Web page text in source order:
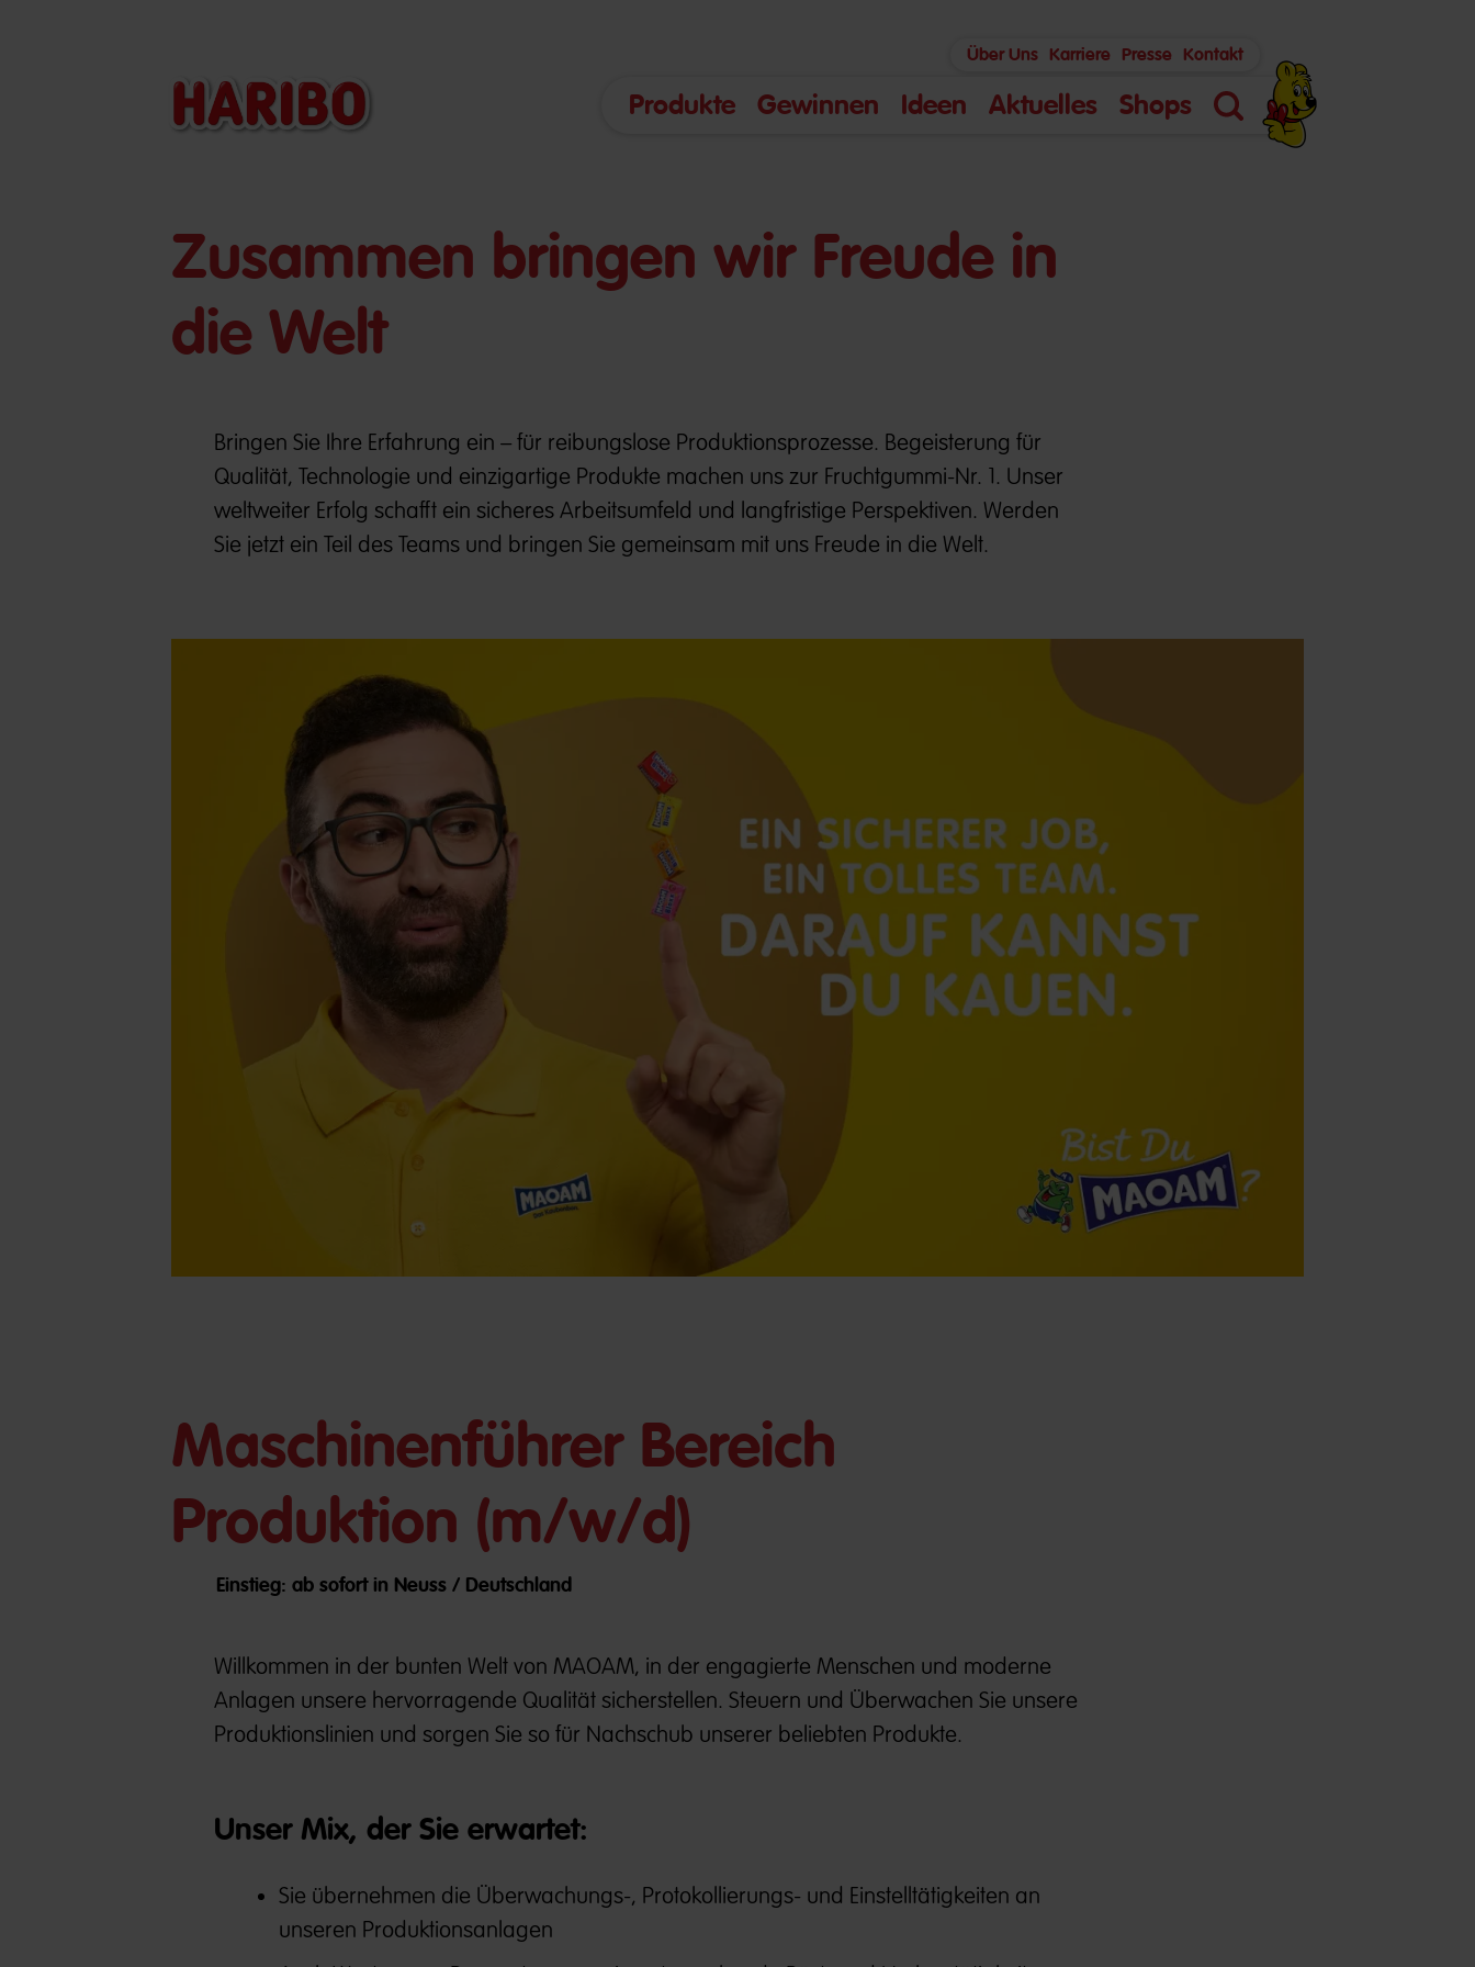
Produkte Gewinnen Ideen Aktuelles Shops
Suche
Über Uns Karriere Presse Kontakt
​​Zusammen bringen wir Freude in
die Welt
Bringen Sie Ihre Erfahrung ein – für reibungslose Produktionsprozesse. Begeisterung für
Qualität, Technologie und einzigartige Produkte machen uns zur Fruchtgummi-Nr. 1. Unser
weltweiter Erfolg schafft ein sicheres Arbeitsumfeld und langfristige Perspektiven. Werden
Sie jetzt ein Teil des Teams und bringen Sie gemeinsam mit uns Freude in die Welt.
Maschinenführer Bereich
Produktion (m/w/d)
Einstieg: ab sofort in Neuss / Deutschland
Willkommen in der bunten Welt von MAOAM, in der engagierte Menschen und moderne
Anlagen unsere hervorragende Qualität sicherstellen. Steuern und Überwachen Sie unsere
Produktionslinien und sorgen Sie so für Nachschub unserer beliebten Produkte.
Unser Mix, der Sie erwartet:
Sie übernehmen die Überwachungs-, Protokollierungs- und Einstelltätigkeiten an
unseren Produktionsanlagen